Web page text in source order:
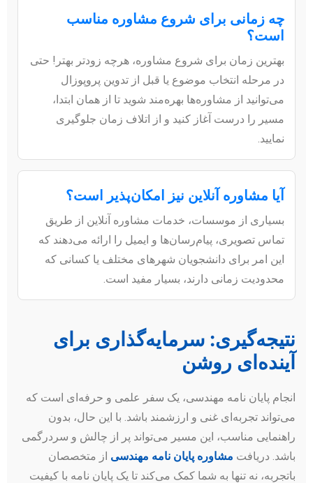
چه زمانی برای شروع مشاوره مناسب
است؟
بهترین زمان برای شروع مشاوره، هرچه زودتر بهتر! حتی
در مرحله انتخاب موضوع یا قبل از تدوین پروپوزال
می‌توانید از مشاوره‌ها بهره‌مند شوید تا از همان ابتدا،
مسیر را درست آغاز کنید و از اتلاف زمان جلوگیری
نمایید.
آیا مشاوره آنلاین نیز امکان‌پذیر است؟
بسیاری از موسسات، خدمات مشاوره آنلاین از طریق
تماس تصویری، پیام‌رسان‌ها و ایمیل را ارائه می‌دهند که
این امر برای دانشجویان شهرهای مختلف یا کسانی که
محدودیت زمانی دارند، بسیار مفید است.
نتیجه‌گیری: سرمایه‌گذاری برای
آینده‌ای روشن
انجام پایان نامه مهندسی، یک سفر علمی و حرفه‌ای است که
می‌تواند تجربه‌ای غنی و ارزشمند باشد. با این حال، بدون
راهنمایی مناسب، این مسیر می‌تواند پر از چالش و سردرگمی
باشد. دریافت مشاوره پایان نامه مهندسی از متخصصان
باتجربه، نه تنها به شما کمک می‌کند تا یک پایان نامه با کیفیت